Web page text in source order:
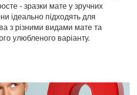
- зразки мате у зручних
ідеально підходять для
з різними видами мате та
улюбленого варіанту.